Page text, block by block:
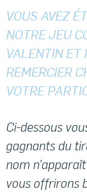
VOUS AVEZ
NOTRE JEU
VALENTIN ET
REMERCIER
VOTRE
Ci-dessous
gagnants du
nom
vous offrirons